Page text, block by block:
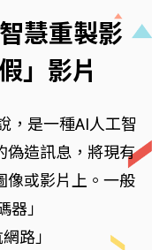
慧重製影
」影片
，是一種AI人工智
偽造訊息，將現有
像或影片上。一般
」
路」